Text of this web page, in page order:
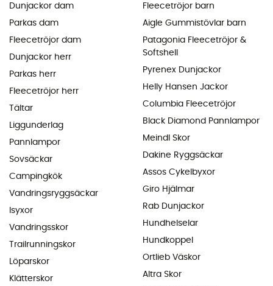
Dunjackor dam
Parkas dam
Fleecetröjor dam
Dunjackor herr
Parkas herr
Fleecetröjor herr
Tältar
Liggunderlag
Pannlampor
Sovsäckar
Campingkök
Vandringsryggsäckar
Isyxor
Vandringsskor
Trailrunningskor
Löparskor
Klätterskor
Fleecetröjor barn
Aigle Gummistövlar barn
Patagonia Fleecetröjor &
Softshell
Pyrenex Dunjackor
Helly Hansen Jackor
Columbia Fleecetröjor
Black Diamond Pannlampor
Meindl Skor
Dakine Ryggsäckar
Assos Cykelbyxor
Giro Hjälmar
Rab Dunjackor
Hundhelselar
Hundkoppel
Ortlieb Väskor
Altra Skor